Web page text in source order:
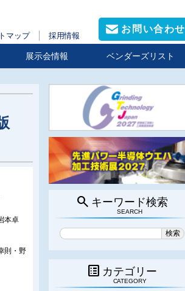
マップ 採用情報
お問い合わせ
展示会情報 ベンダーズリスト
本卓
則・野
search キーワード検索
SEARCH
list_alt カテゴリー
CATEGORY